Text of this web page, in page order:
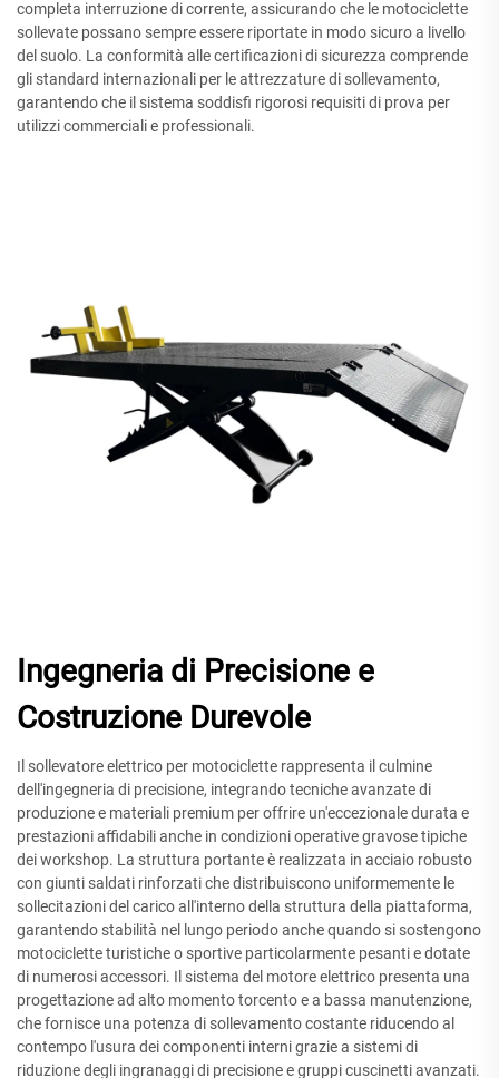
completa interruzione di corrente, assicurando che le motociclette
sollevate possano sempre essere riportate in modo sicuro a livello
del suolo. La conformità alle certificazioni di sicurezza comprende
gli standard internazionali per le attrezzature di sollevamento,
garantendo che il sistema soddisfi rigorosi requisiti di prova per
utilizzi commerciali e professionali.
Ingegneria di Precisione e
Costruzione Durevole
Il sollevatore elettrico per motociclette rappresenta il culmine
dell'ingegneria di precisione, integrando tecniche avanzate di
produzione e materiali premium per offrire un'eccezionale durata e
prestazioni affidabili anche in condizioni operative gravose tipiche
dei workshop. La struttura portante è realizzata in acciaio robusto
con giunti saldati rinforzati che distribuiscono uniformemente le
sollecitazioni del carico all'interno della struttura della piattaforma,
garantendo stabilità nel lungo periodo anche quando si sostengono
motociclette turistiche o sportive particolarmente pesanti e dotate
di numerosi accessori. Il sistema del motore elettrico presenta una
progettazione ad alto momento torcento e a bassa manutenzione,
che fornisce una potenza di sollevamento costante riducendo al
contempo l'usura dei componenti interni grazie a sistemi di
riduzione degli ingranaggi di precisione e gruppi cuscinetti avanzati.